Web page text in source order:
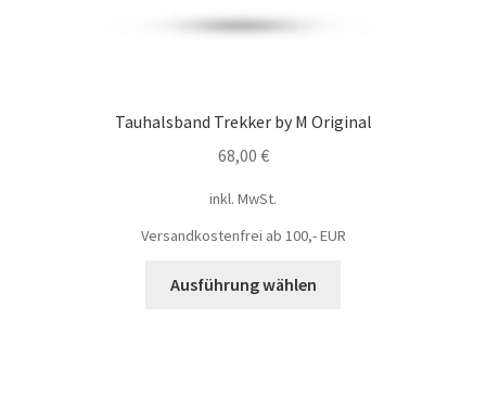
Tauhalsband Trekker by M Original
68,00 €
inkl. MwSt.
Versandkostenfrei ab 100,- EUR
Ausführung wählen